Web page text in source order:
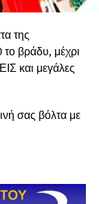
της
το βράδυ, μέχρι
και μεγάλες
σας βόλτα με